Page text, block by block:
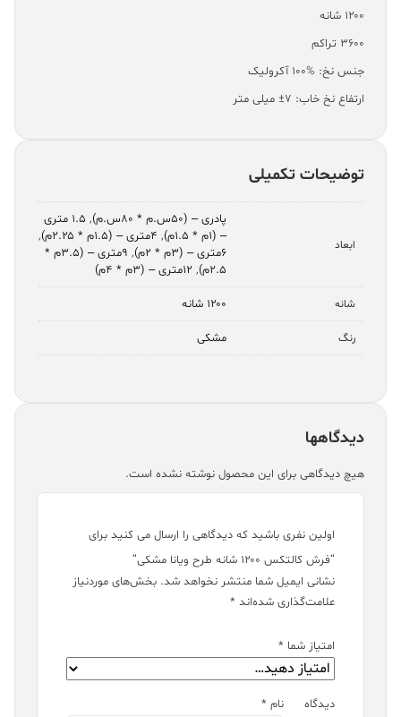
۱۲۰۰ شانه
۳۶۰۰ تراکم
جنس نخ: %100 آکرولیک
ارتفاع نخ خاب: ۷± میلی متر
توضیحات تکمیلی
ابعاد
پادری – (۵۰س.م * ۸۰س.م) ,
۱.۵ متری
– (۱م * ۱.۵م)
, ۴متری – (۱.۵م * ۲.۲۵م)
,
۶متری – (۳م * ۲م)
,
۹متری – (۳.۵م *
۲.۵م)
, ۱۲متری – (۳م * ۴م)
شانه ۱۲۰۰ شانه
رنگ مشکی
دیدگاهها
هیچ دیدگاهی برای این محصول نوشته نشده است.
اولین نفری باشید که دیدگاهی را ارسال می کنید برای
“فرش کالتکس ۱۲۰۰ شانه طرح ویانا مشکی”
نشانی ایمیل شما منتشر نخواهد شد. بخش‌های موردنیاز
علامت‌گذاری شده‌اند *
امتیاز شما *
دیدگاه نام *